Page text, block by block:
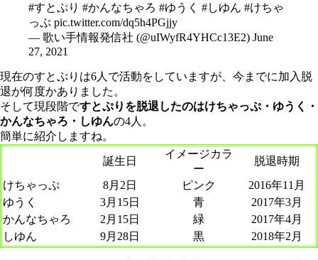
#すとぷり #かんなちゃろ #ゆうく #しゆん #けちゃ
っぷ pic.twitter.com/dq5h4PGjjy
— 歌い手情報発信社 (@uIWyfR4YHCc13E2) June
27, 2021
現在のすとぷりは6人で活動をしていますが、今までに加入脱
退が何度かありました。
そして現段階ですとぷりを脱退したのはけちゃっぷ・ゆうく・
かんなちゃろ・しゆんの4人。
簡単に紹介しますね。
誕生日
イメージカラ
ー
脱退時期
けちゃっぷ
8月2日 ピンク
2016年11月
ゆうく
3月15日 青
2017年3月
かんなちゃろ
2月15日 緑
2017年4月
しゆん
9月28日 黒 2018年2月